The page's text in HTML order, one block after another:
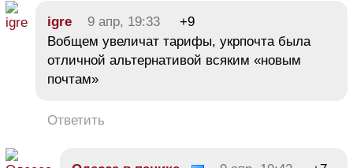
igre 9 апр, 19:33
+9
Вобщем увеличат тарифы, укрпочта была
отличной альтернативой всяким «новым
почтам»
Ответить